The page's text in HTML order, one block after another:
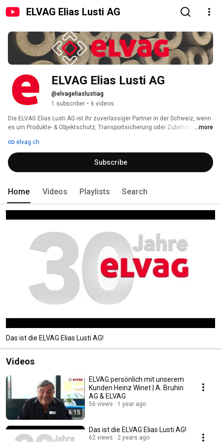
ELVAG Elias Lusti AG
ELVAG Elias Lusti AG
@elvageliaslustiag
1 subscriber • 6 videos
Die ELVAG Elias Lusti AG ist Ihr zuverlässiger Partner in der Schweiz, wenn
es um Produkte- & Objektschutz, Transportsicherung oder Zubehör in der
Bauphase mit den nötigen Schutz- und Hilfsmitteln. Die originellen oder
technisch anspruchsvollen PE-Schaumformen runden die Sparte «Sport
und Freizeit» ab. Mit grossem Fachwissen rund um die
Verpackungsbranche und langjähriger Erfahrung beraten wir Sie persönlich
wir Ihre Bedürfnisse optimal abdecken und Sie mit unserem
...more
elvag.ch
Subscribe
Home Videos Playlists Search
Das ist die ELVAG Elias Lusti AG!
Videos
6:15
ELVAG persönlich mit unserem
Kunden Heinz Winet | A. Bruhin
AG & ELVAG
56 views 1 year ago
Das ist die ELVAG Elias Lusti AG!
62 views 2 years ago